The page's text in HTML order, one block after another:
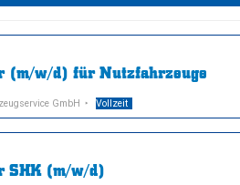
(m/w/d) für Nutzfahrzeuge
GmbH Vollzeit
SHK (m/w/d)